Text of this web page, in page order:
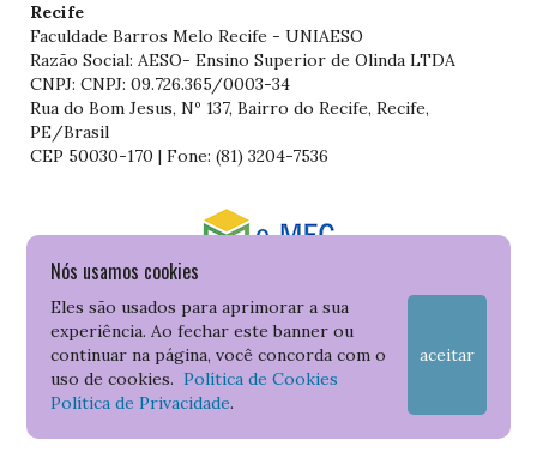
Nós usamos cookies
Eles são usados para aprimorar a sua
experiência. Ao fechar este banner ou
continuar na página, você concorda com o
uso de cookies.Política de Cookies
Política de Privacidade.
aceitar
Recife
Faculdade Barros Melo Recife - UNIAESO
Razão Social: AESO- Ensino Superior de Olinda LTDA
CNPJ: CNPJ: 09.726.365/0003-34
Rua do Bom Jesus, Nº 137, Bairro do Recife, Recife,
PE/Brasil
CEP 50030-170 | Fone: (81) 3204-7536
Consulte o cadastro da Instituição no Sistema do e-MEC